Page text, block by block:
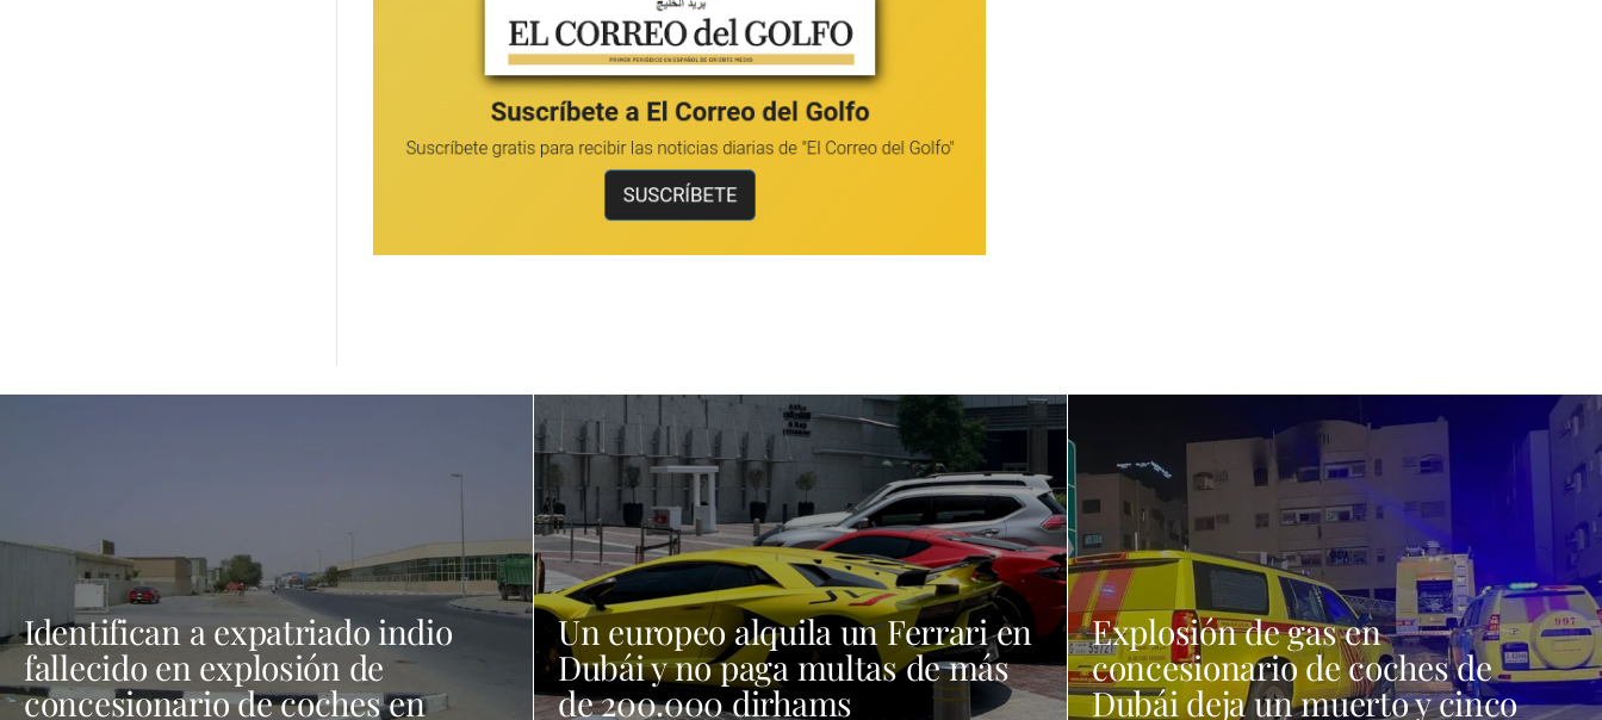
Identifican a expatriado indio
fallecido en explosión de
concesionario de coches en
Un europeo alquila un Ferrari en
Dubái y no paga multas de más
de 200.000 dirhams
Explosión de gas en
concesionario de coches de
Dubái deja un muerto y cinco